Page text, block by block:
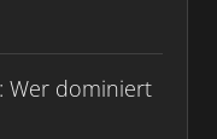
Wer dominiert